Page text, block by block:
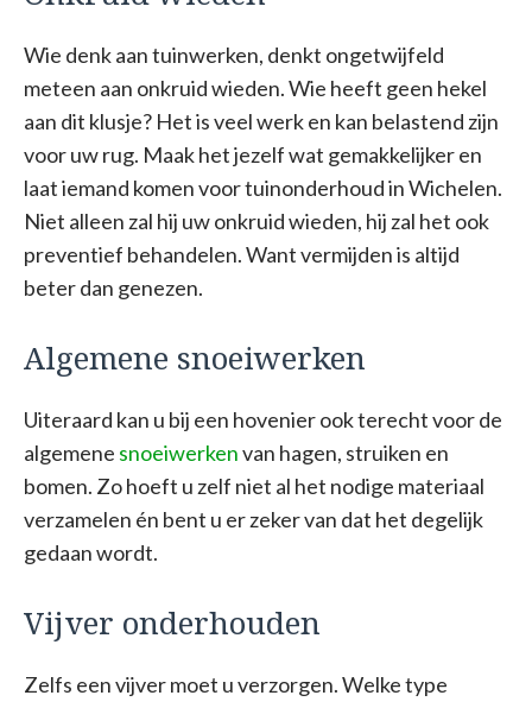
Wie denk aan tuinwerken, denkt ongetwijfeld
meteen aan onkruid wieden. Wie heeft geen hekel
aan dit klusje? Het is veel werk en kan belastend zijn
voor uw rug. Maak het jezelf wat gemakkelijker en
laat iemand komen voor tuinonderhoud in Wichelen.
Niet alleen zal hij uw onkruid wieden, hij zal het ook
preventief behandelen. Want vermijden is altijd
beter dan genezen.
Algemene snoeiwerken
Uiteraard kan u bij een hovenier ook terecht voor de
algemene snoeiwerkenvan hagen, struiken en
bomen. Zo hoeft u zelf niet al het nodige materiaal
verzamelen én bent u er zeker van dat het degelijk
gedaan wordt.
Vijver onderhouden
Zelfs een vijver moet u verzorgen. Welke type